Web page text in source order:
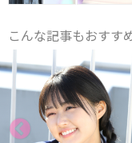
こんな記事もおすす